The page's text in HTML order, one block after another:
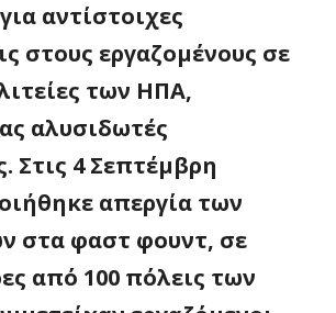
αντίστοιχες
στους εργαζομένους σε
των ΗΠΑ,
αλυσιδωτές
Στις 4 Σεπτέμβρη
απεργία των
στα φαστ φουντ, σε
από 100 πόλεις των